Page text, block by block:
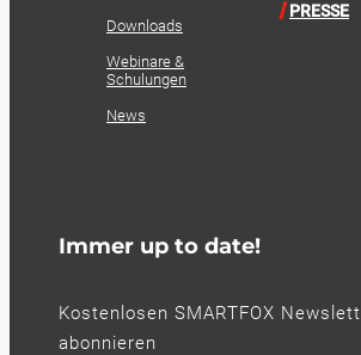
Downloads
Webinare &
Schulungen
News
PRESSE
Immer up to date!
Kostenlosen SMARTFOX
abonnieren